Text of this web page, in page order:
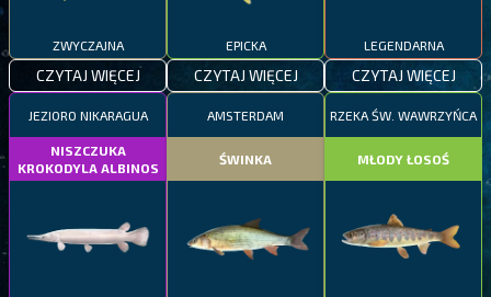
ZWYCZAJNA
CZYTAJ WIĘCEJ
EPICKA
CZYTAJ WIĘCEJ
LEGENDARNA
CZYTAJ WIĘCEJ
JEZIORO NIKARAGUA
NISZCZUKA
KROKODYLA ALBINOS
AMSTERDAM
ŚWINKA
RZEKA ŚW. WAWRZYŃCA
MŁODY ŁOSOŚ